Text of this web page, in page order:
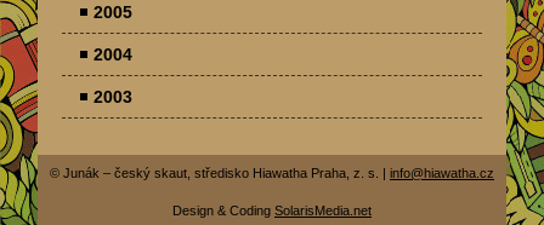
2005
2004
2003
© Junák – český skaut, středisko Hiawatha Praha, z. s. | info@hiawatha.cz
Design & Coding SolarisMedia.net